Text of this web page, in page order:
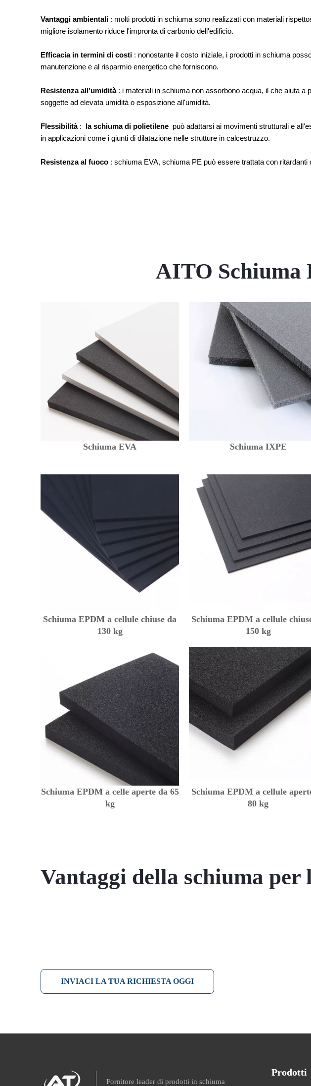
Vantaggi ambientali : molti prodotti in schiuma sono realizzati con materiali
migliore isolamento riduce l'impronta di carbonio dell'edificio.
Efficacia in termini di costi : nonostante il costo iniziale, i prodotti in schiuma
manutenzione e al risparmio energetico che forniscono.
Resistenza all'umidità : i materiali in schiuma non assorbono acqua, il che aiuta
soggette ad elevata umidità o esposizione all'umidità.
Flessibilità : la schiuma di polietilene può adattarsi ai movimenti strutturali e
in applicazioni come i giunti di dilatazione nelle strutture in calcestruzzo.
Resistenza al fuoco : schiuma EVA, schiuma PE può essere trattata con
AITO Schiuma
Schiuma EVA Schiuma IXPE
Schiuma EPDM a cellule chiuse da
130 kg
Schiuma EPDM a cellule
150 kg
Schiuma EPDM a celle aperte da 65
kg
Schiuma EPDM a cellule
80 kg
Vantaggi della schiuma
INVIACI LA TUA RICHIESTA OGGI
Fornitore leader di prodotti in schiuma
Prodotti